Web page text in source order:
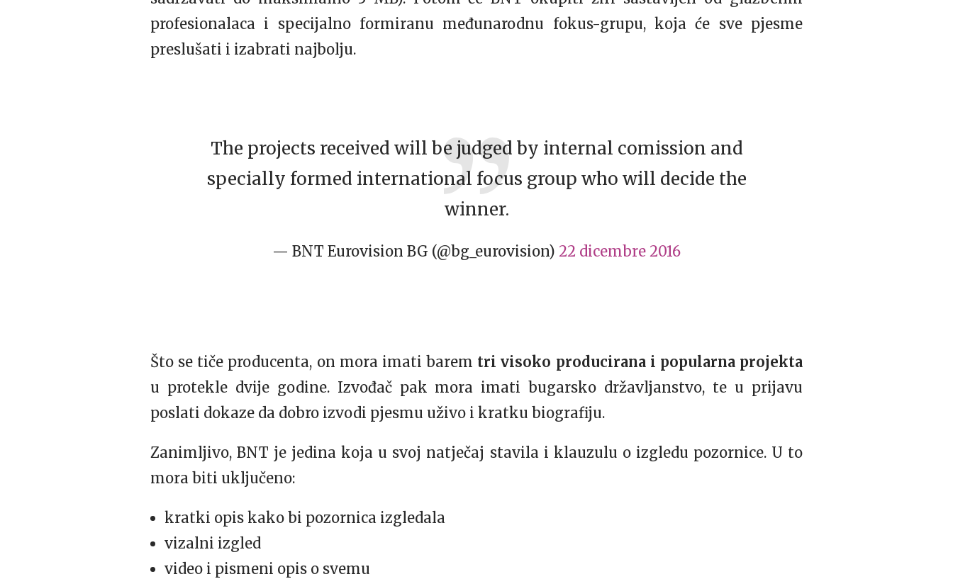
profesionalaca i specijalno formiranu međunarodnu fokus-grupu, koja će sve pjesme
preslušati i izabrati najbolju.
The projects received will be judged by internal comission and
specially formed international focus group who will decide the
winner.
— BNT Eurovision BG (@bg_eurovision) 22 dicembre 2016
Što se tiče producenta, on mora imati barem tri visoko producirana i popularna projekta
u protekle dvije godine. Izvođač pak mora imati bugarsko državljanstvo, te u prijavu
poslati dokaze da dobro izvodi pjesmu uživo i kratku biografiju.
Zanimljivo, BNT je jedina koja u svoj natječaj stavila i klauzulu o izgledu pozornice. U to
mora biti uključeno:
kratki opis kako bi pozornica izgledala
vizalni izgled
video i pismeni opis o svemu